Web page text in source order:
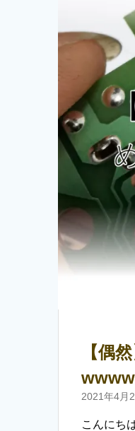
【偶
2021年4月
こんにち